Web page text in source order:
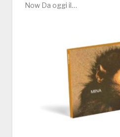
Now Da oggi il…